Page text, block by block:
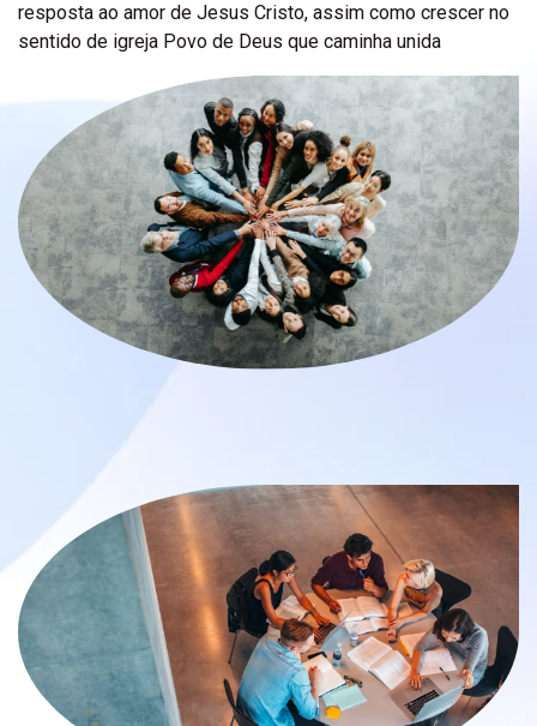
resposta ao amor de Jesus Cristo, assim como crescer no
sentido de igreja Povo de Deus que caminha unida